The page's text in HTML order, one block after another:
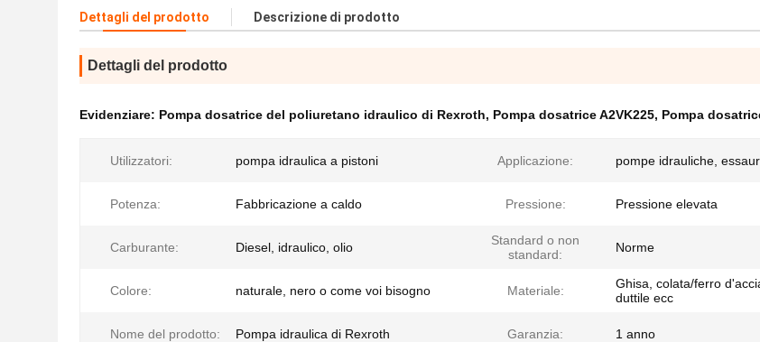
Dettagli del prodotto Descrizione di prodotto
Dettagli del prodotto
Evidenziare: Pompa dosatrice del poliuretano idraulico di Rexroth, Pompa dosatrice A2VK225, Pompa
Utilizzatori: pompa idraulica a pistoni Applicazione: pompe idrauliche,
Potenza: Fabbricazione a caldo Pressione: Pressione elevata
Carburante: Diesel, idraulico, olio
Standard o non
standard:
Norme
Colore: naturale, nero o come voi bisogno Materiale:
Ghisa, colata/ferro
duttile ecc
Nome del prodotto: Pompa idraulica di Rexroth Garanzia: 1 anno